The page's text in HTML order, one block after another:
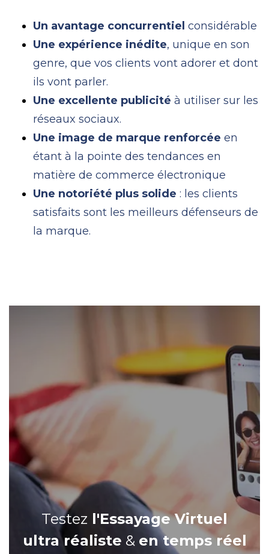
Un avantage concurrentiel considérable
Une expérience inédite, unique en son
genre, que vos clients vont adorer et dont
ils vont parler.
Une excellente publicité à utiliser sur les
réseaux sociaux.
Une image de marque renforcée en
étant à la pointe des tendances en
matière de commerce électronique
Une notoriété plus solide : les clients
satisfaits sont les meilleurs défenseurs de
la marque.
Testez l'Essayage Virtuel
ultra réaliste & en temps réel